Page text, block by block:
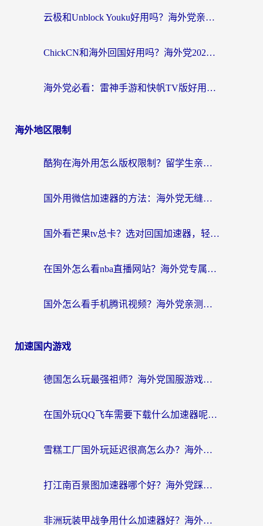
云极和Unblock Youku好用吗？海外党亲测+2026回国加速器避坑指南
ChickCN和海外回国好用吗？海外党2026亲测：从手游到影音，选对加速器的3个关键
海外党必看：雷神手游和快帆TV版好用吗？3步选对回国加速器不踩坑
海外地区限制
酷狗在海外用怎么版权限制？留学生亲测：3步解决听国内音乐难题
国外用微信加速器的方法：海外党无缝连接国内生活的实用指南
国外看芒果tv总卡？选对回国加速器，轻松追《浪姐》不费劲
在国外怎么看nba直播网站？海外党专属体育观赛指南，告别地区限制！
国外怎么看手机腾讯视频？海外党亲测有效的追剧加速器选择指南
加速国内游戏
德国怎么玩最强祖师？海外党国服游戏加速器选择全攻略（附宝可梦Online实测）
在国外玩QQ飞车需要下载什么加速器呢？海外党亲测有效的国服游戏加速指南
雪糕工厂国外玩延迟很高怎么办？海外玩家国服游戏加速终极攻略（附实测推荐）
打江南百景图加速器哪个好？海外党踩坑N次后，终于找到不卡的秘诀
非洲玩装甲战争用什么加速器好？海外党亲测有效的国服游戏加速方案